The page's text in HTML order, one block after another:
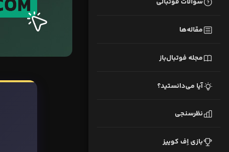
مقاله‌ها
مجله فوتبال‌باز
آیا می‌دانستید؟
نظرسنجی
بازی اِف کوییز